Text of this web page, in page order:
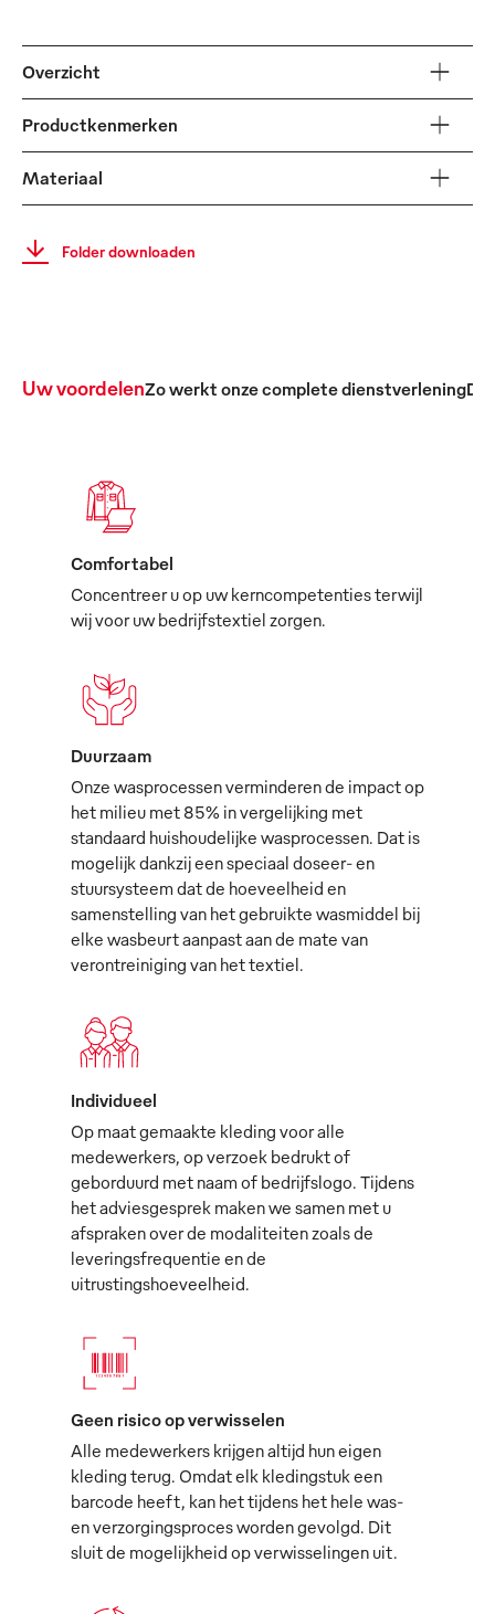
Overzicht
Productkenmerken
Materiaal
Folder downloaden
Uw voordelenZo werkt onze complete dienstverleningDe
Comfortabel
Concentreer u op uw kerncompetenties terwijl
wij voor uw bedrijfstextiel zorgen.
Duurzaam
Onze wasprocessen verminderen de impact op
het milieu met 85% in vergelijking met
standaard huishoudelijke wasprocessen. Dat is
mogelijk dankzij een speciaal doseer- en
stuursysteem dat de hoeveelheid en
samenstelling van het gebruikte wasmiddel bij
elke wasbeurt aanpast aan de mate van
verontreiniging van het textiel.
Individueel
Op maat gemaakte kleding voor alle
medewerkers, op verzoek bedrukt of
geborduurd met naam of bedrijfslogo. Tijdens
het adviesgesprek maken we samen met u
afspraken over de modaliteiten zoals de
leveringsfrequentie en de
uitrustingshoeveelheid.
Geen risico op verwisselen
Alle medewerkers krijgen altijd hun eigen
kleding terug. Omdat elk kledingstuk een
barcode heeft, kan het tijdens het hele was-
en verzorgingsproces worden gevolgd. Dit
sluit de mogelijkheid op verwisselingen uit.